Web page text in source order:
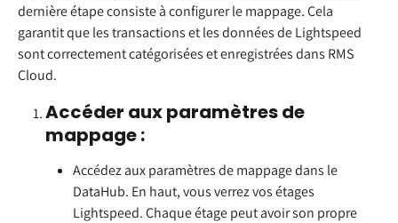
dernière étape consiste à configurer le mappage. Cela
garantit que les transactions et les données de Lightspeed
sont correctement catégorisées et enregistrées dans RMS
Cloud.
Accéder aux paramètres de
mappage :
Accédez aux paramètres de mappage dans le
DataHub. En haut, vous verrez vos étages
Lightspeed. Chaque étage peut avoir son propre